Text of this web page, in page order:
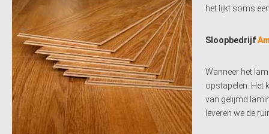
het lijkt soms
Sloopbedrijf
Wanneer het
opstapelen. Het
van gelijmd
leveren we de